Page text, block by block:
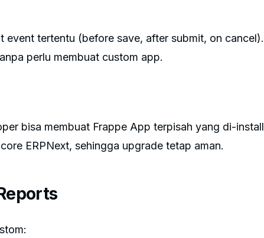
event tertentu (before save, after submit, on cancel).
perlu membuat custom app.
bisa membuat Frappe App terpisah yang di-install
ERPNext, sehingga upgrade tetap aman.